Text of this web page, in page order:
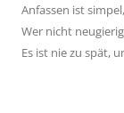
Anfassen ist
Wer nicht
Es ist nie zu spät,